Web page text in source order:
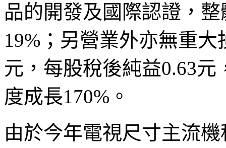
品的開發及國際認證，
19%；另營業外亦無重
元，每股稅後純益0.63
度成長170%。
由於今年電視尺寸主流機